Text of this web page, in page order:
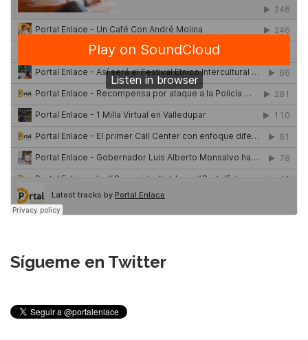
Sígueme en Twitter